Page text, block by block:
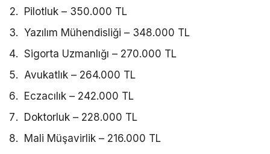
Pilotluk – 350.000 TL
Yazılım Mühendisliği – 348.000 TL
Sigorta Uzmanlığı – 270.000 TL
Avukatlık – 264.000 TL
Eczacılık – 242.000 TL
Doktorluk – 228.000 TL
Mali Müşavirlik – 216.000 TL